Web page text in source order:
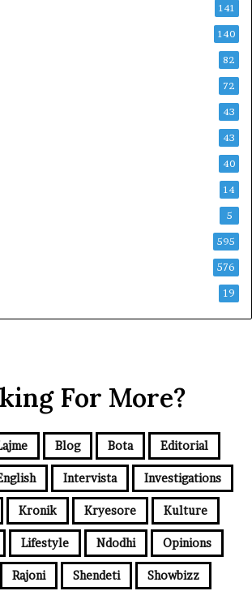
141
140
82
72
43
43
40
14
5
595
576
19
For More?
Blog Bota Editorial
Intervista Investigations
Kronik Kryesore Kulture
Lifestyle Ndodhi Opinions
Rajoni Shendeti Showbizz